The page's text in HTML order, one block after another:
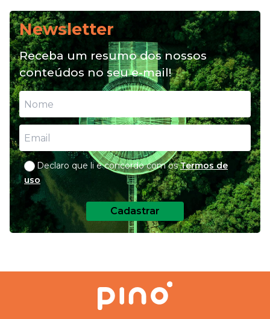
4
Alimentação natural e mix
feeding: conheça essas opções
para nutrição do seu pet
Newsletter
Receba um resumo dos nossos
conteúdos no seu e-mail!
Declaro que li e concordo com os Termos de
uso
Cadastrar